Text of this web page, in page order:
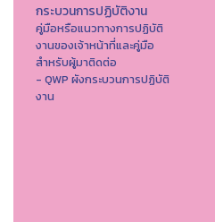
กระบวนการปฏิบัติงาน
คู่มือหรือแนวทางการปฏิบัติ
งานของเจ้าหน้าที่และคู่มือ
สำหรับผู้มาติดต่อ
- QWP ผังกระบวนการปฏิบัติ
งาน